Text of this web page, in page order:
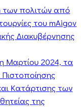
των πολιτών από
του mAigov
Διακυβέρνησης
Μαρτίου 2024, τα
Κατάρτισης των
της